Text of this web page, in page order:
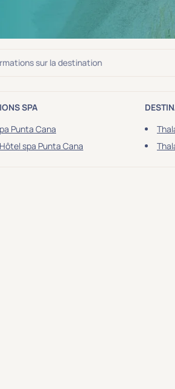
sur la destination
SPA
Punta Cana
spa Punta Cana